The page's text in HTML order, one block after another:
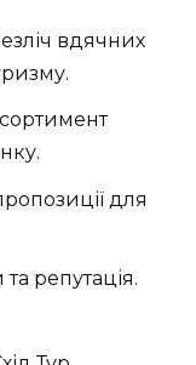
вдячних
для
та репутація.